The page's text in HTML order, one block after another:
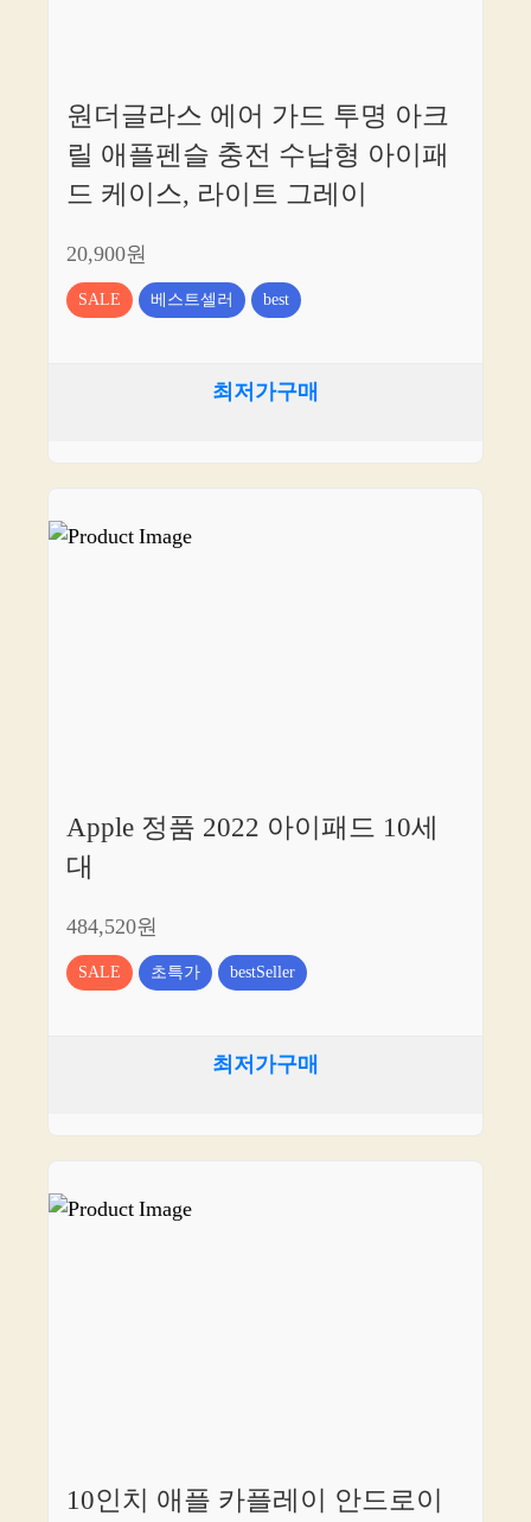
원더글라스 에어 가드 투명 아크
릴 애플펜슬 충전 수납형 아이패
드 케이스, 라이트 그레이
20,900원
SALE 베스트셀러 best
최저가구매
Apple 정품 2022 아이패드 10세
대
484,520원
SALE 초특가 bestSeller
최저가구매
10인치 애플 카플레이 안드로이